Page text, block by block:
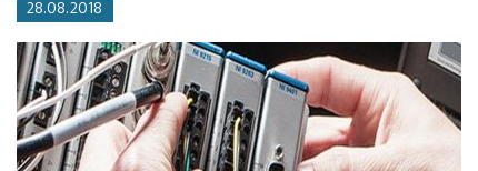
28.08.2018